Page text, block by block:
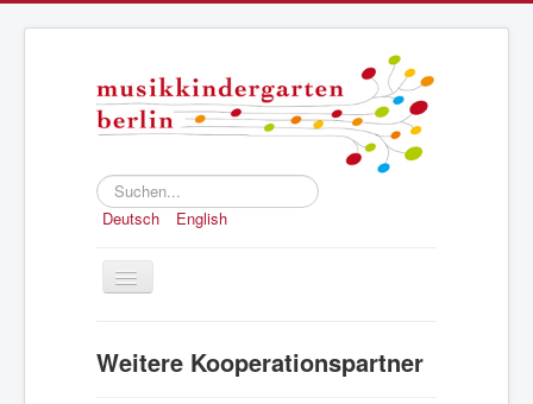
Suchen...
Deutsch
English
Toggle
Konzept
Weitere Kooperationspartner